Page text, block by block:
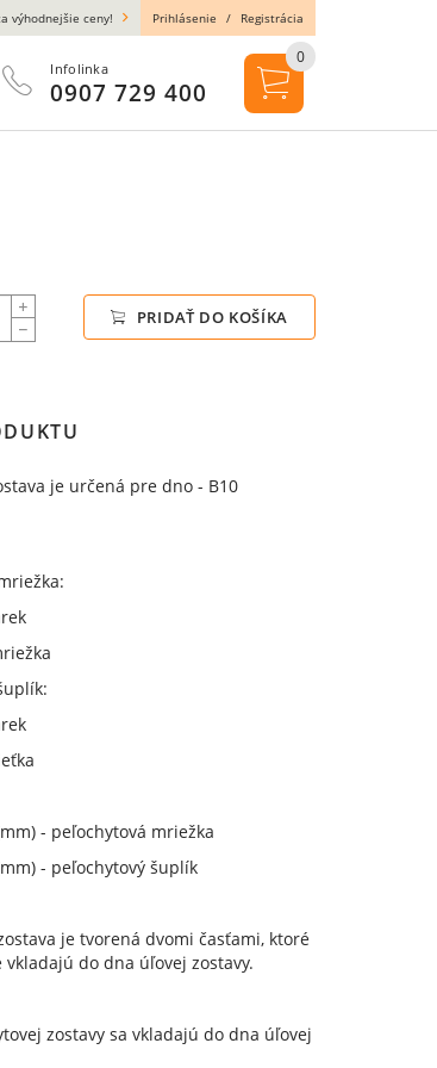
PRIDAŤ DO KOŠÍKA
je určená pre dno - B10
- peľochytová mriežka
- peľochytový šuplík
je tvorená dvomi časťami, ktoré
vkladajú do dna úľovej zostavy.
zostavy sa vkladajú do dna úľovej
výhodnejšie ceny! Prihlásenie / Registrácia
Infolinka
0907 729 400
0